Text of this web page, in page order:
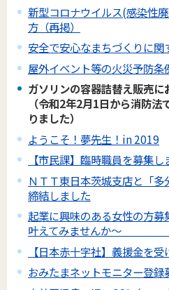
新型コロナウイルス(感染性
方（再掲）
安全で安心なまちづくりに
屋外イベント等の火災予防条
ガソリンの容器詰替え販売
（令和2年2月1日から消防
りました）
ようこそ！夢先生！in 2019
【市民課】臨時職員を募集し
ＮＴＴ東日本茨城支店と「
締結しました
起業に興味のある女性の方
叶えてみませ
【日本赤十字社】義援金を
おみたまネットモニター登録